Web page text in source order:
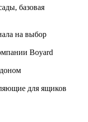
базовая
на выбор
Boyard
для ящиков